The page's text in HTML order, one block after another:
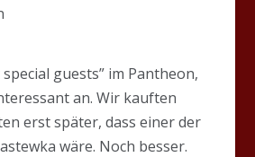
guests” im Pantheon,
an. Wir kauften
erst später, dass einer der
wäre. Noch besser.